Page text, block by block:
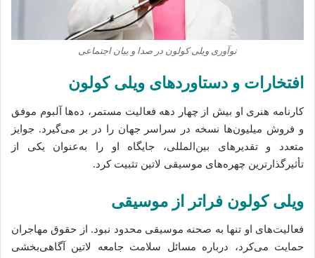
نوآوری ویلی کولون در صدا و بیان اجتماعی
افتخارات و دستاوردهای ویلی کولون
کارنامه هنری او بیش از چهار دهه فعالیت مستمر، ده‌ها آلبوم موفق
و فروش میلیون‌ها نسخه در سراسر جهان را در بر می‌گیرد. جوایز
متعدد و تقدیرهای بین‌المللی، جایگاه او را به‌عنوان یکی از
تأثیرگذارترین چهره‌های موسیقی لاتین تثبیت کرد.
ویلی کولون فراتر از موسیقی
فعالیت‌های او تنها به صحنه موسیقی محدود نبود. از حقوق مهاجران
حمایت می‌کرد، درباره مسائل سلامت جامعه لاتین آگاهی‌بخشی